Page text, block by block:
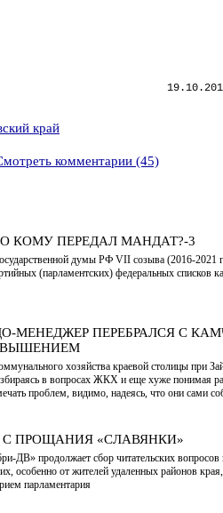
край
комментарии (45)
КОМУ ПЕРЕДАЛ МАНДАТ?-3
думы РФ VII созыва (2016-2021
(парламентских) федеральных списков
МЕНЕДЖЕР ПЕРЕБРАЛСЯ С
хозяйства краевой столицы при
в вопросах ЖКХ и еще хуже понимая
проблем, видимо, надеясь, что они сами
С ПРОЩАНИЯ «СЛАВЯНКИ»
ДВ» продолжает сбор читательских
особенно от жителей удаленных районов
парламентария